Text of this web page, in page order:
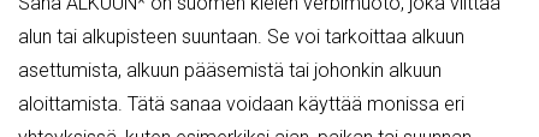
alun tai alkupisteen suuntaan. Se voi tarkoittaa alkuun
asettumista, alkuun pääsemistä tai johonkin alkuun
aloittamista. Tätä sanaa voidaan käyttää monissa eri